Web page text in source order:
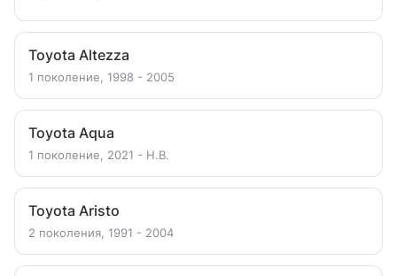
Toyota Altezza
1 поколение, 1998 - 2005
Toyota Aqua
1 поколение, 2021 - Н.В.
Toyota Aristo
2 поколения, 1991 - 2004